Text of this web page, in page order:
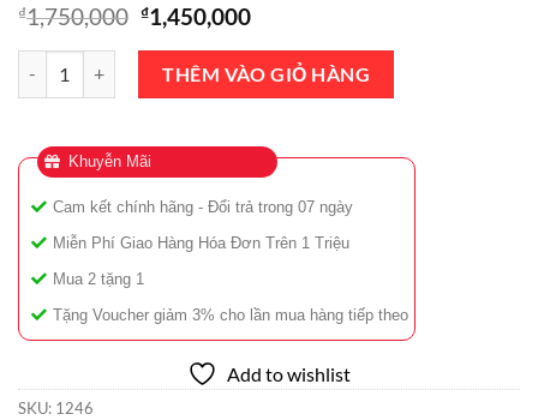
₫1,750,000 Giá
gốc
₫1,750,000.
₫1,450,000Giá
là:
₫1,450,000.
Nước Hoa Anna Sui Sundae Pretty Pink EDT 50ml Chính Hãng số
THÊM VÀO GIỎ HÀNG
Khuyễn Mãi
Cam kết chính hãng - Đổi trả trong 07 ngày
Miễn Phí Giao Hàng Hóa Đơn Trên 1 Triệu
Mua 2 tặng 1
Tặng Voucher giảm 3% cho lần mua hàng tiếp theo
Add to wishlist
SKU: 1246